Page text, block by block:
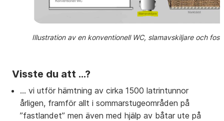
Illustration av en konventionell WC, slamavskiljare och
Visste du att …?
… vi utför hämtning av cirka 1500 latrintunnor
årligen, framför allt i sommarstugeområden på
”fastlandet” men även med hjälp av båtar ute på